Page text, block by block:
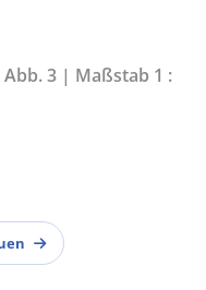
Abb. 3 | Maßstab 1 :